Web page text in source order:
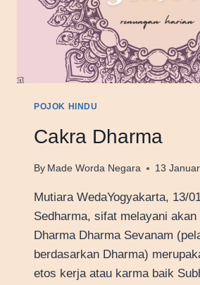
POJOK HINDU
Cakra Dharma
By Made Worda Negara 13
Mutiara WedaYogyakarta, 13/
Sedharma, sifat melayani akan
Dharma Dharma Sevanam
berdasarkan Dharma)
etos kerja atau karma baik